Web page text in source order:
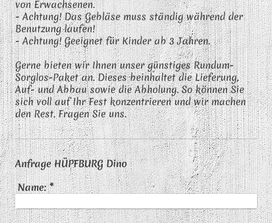
von Erwachsenen.
- Achtung! Das Gebläse muss ständigwährendder
Benutzung laufen!
- Achtung! Geeignet für Kinder ab 3 Jahren.
Gerne bieten wir Ihnen unser günstiges Rundum-
Sorglos-Paket an. Dieses beinhaltet die Lieferung,
Auf- und Abbau sowie die Abholung. So können Sie
sich voll auf Ihr Fest konzentrieren und wir machen
den Rest. Fragen Sie uns.
Anfrage HÜPFBURG Dino
Name:*